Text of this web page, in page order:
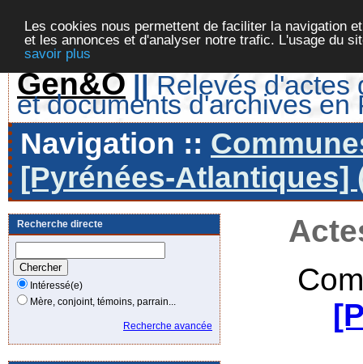
Les cookies nous permettent de faciliter la navigation
et les annonces et d'analyser notre trafic. L'usage du
savoir plus
Gen&O || Relevés d'actes
et documents d'archives en
Navigation ::
[Pyrénées-Atlantiques]
Recherche directe
Intéressé(e)
Mère, conjoint, témoins, parrain...
Recherche avancée